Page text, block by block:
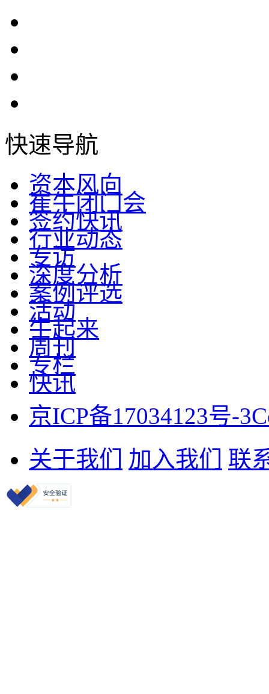
快速导航
资本风向
崔牛闭门会
签约快讯
行业动态
专访
深度分析
案例评选
活动
牛起来
周刊
专栏
快讯
京ICP备17034123号-3
关于我们
加入我们 联